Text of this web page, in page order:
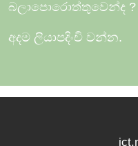
බලාපොරොත්තුවෙන්ද ?
අදම ලියාපදිංචි වන්න.